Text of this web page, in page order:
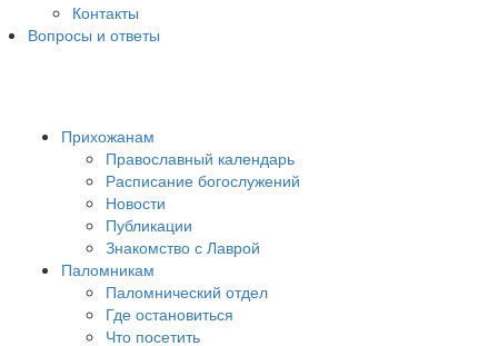
Контакты
Вопросы и ответы
Прихожанам
Православный календарь
Расписание богослужений
Новости
Публикации
Знакомство с Лаврой
Паломникам
Паломнический отдел
Где остановиться
Что посетить